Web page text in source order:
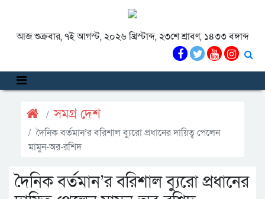
আজ শুক্রবার, ৭ই আগস্ট, ২০২৬ খ্রিস্টাব্দ, ২৩শে শ্রাবণ, ১৪৩৩ বঙ্গাব্দ
সমগ্র দেশ
দৈনিক বর্তমান’র বরিশাল ব্যুরো প্রধানের দায়িত্ব পেলেন
মামুন-অর-রশিদ
দৈনিক বর্তমান’র বরিশাল ব্যুরো প্রধানের